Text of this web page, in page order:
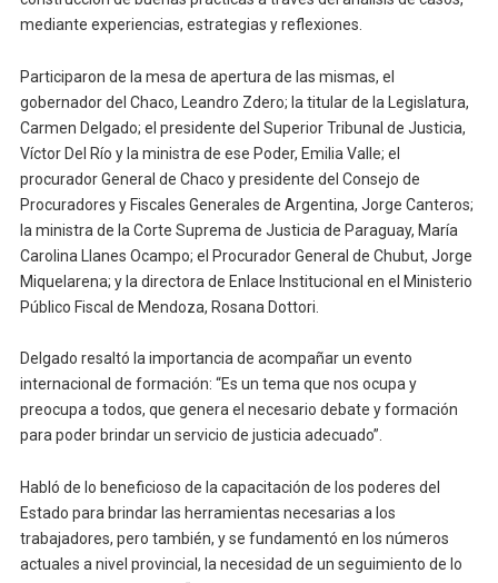
mediante experiencias, estrategias y reflexiones.
Participaron de la mesa de apertura de las mismas, el
gobernador del Chaco, Leandro Zdero; la titular de la Legislatura,
Carmen Delgado; el presidente del Superior Tribunal de Justicia,
Víctor Del Río y la ministra de ese Poder, Emilia Valle; el
procurador General de Chaco y presidente del Consejo de
Procuradores y Fiscales Generales de Argentina, Jorge Canteros;
la ministra de la Corte Suprema de Justicia de Paraguay, María
Carolina Llanes Ocampo; el Procurador General de Chubut, Jorge
Miquelarena; y la directora de Enlace Institucional en el Ministerio
Público Fiscal de Mendoza, Rosana Dottori.
Delgado resaltó la importancia de acompañar un evento
internacional de formación: “Es un tema que nos ocupa y
preocupa a todos, que genera el necesario debate y formación
para poder brindar un servicio de justicia adecuado”.
Habló de lo beneficioso de la capacitación de los poderes del
Estado para brindar las herramientas necesarias a los
trabajadores, pero también, y se fundamentó en los números
actuales a nivel provincial, la necesidad de un seguimiento de lo